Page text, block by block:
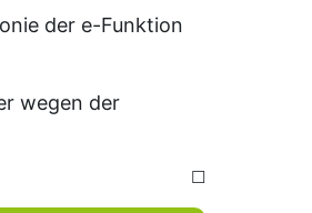
der e-Funktion
wegen der
☐